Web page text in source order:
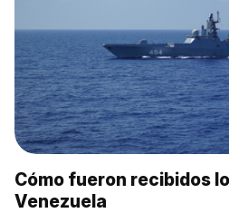
Cómo fueron recibidos
Venezuela